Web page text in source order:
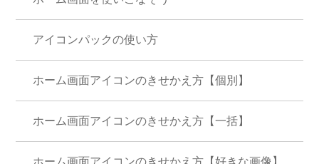
アイコンパックの使い方
ホーム画面アイコンのきせかえ方【個別】
ホーム画面アイコンのきせかえ方【一括】
ホーム画面アイコンのきせかえ方【好きな画像】